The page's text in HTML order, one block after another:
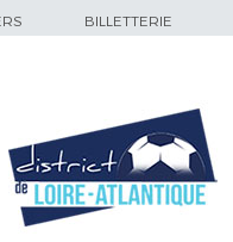
BILLETTERIE